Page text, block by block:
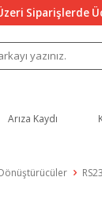
Siparişlerde
Arıza Kaydı